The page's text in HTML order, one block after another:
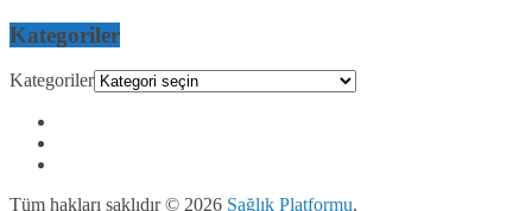
Kategoriler
Kategoriler
Tüm hakları saklıdır © 2026 Sağlık Platformu.